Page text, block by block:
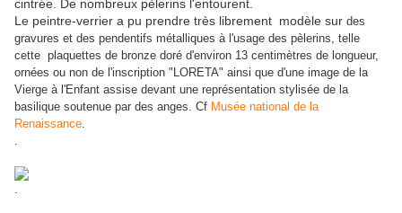
cintrée. De nombreux pèlerins l'entourent.
Le peintre-verrier a pu prendre très librement modèle sur des
gravures et des pendentifs métalliques à l'usage des pèlerins, telle
cette plaquettes de bronze doré d'environ 13 centimètres de longueur,
ornées ou non de l'inscription "LORETA" ainsi que d'une image de la
Vierge à l'Enfant assise devant une représentation stylisée de la
basilique soutenue par des anges. Cf Musée national de la
Renaissance.
.